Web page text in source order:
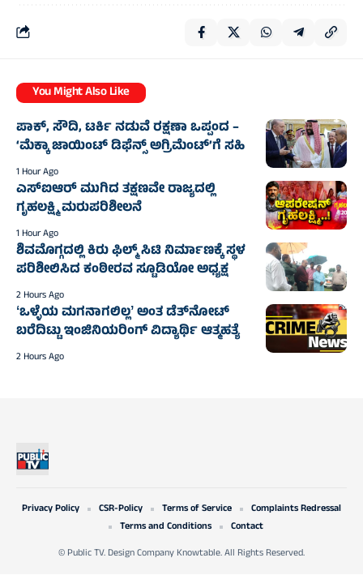
You Might Also Like
ಪಾಕ್, ಸೌದಿ, ಟರ್ಕಿ ನಡುವೆ ರಕ್ಷಣಾ ಒಪ್ಪಂದ –
‘ಮೆಕ್ಕಾ ಜಾಯಿಂಟ್ ಡಿಫೆನ್ಸ್ ಅಗ್ರಿಮೆಂಟ್’ಗೆ ಸಹಿ
1 Hour Ago
ಎಸ್‌ಐಆರ್ ಮುಗಿದ ತಕ್ಷಣವೇ ರಾಜ್ಯದಲ್ಲಿ
ಗೃಹಲಕ್ಷ್ಮಿ ಮರುಪರಿಶೀಲನೆ
1 Hour Ago
ಶಿವಮೊಗ್ಗದಲ್ಲಿ ಕಿರು ಫಿಲ್ಮ್ ಸಿಟಿ ನಿರ್ಮಾಣಕ್ಕೆ ಸ್ಥಳ
ಪರಿಶೀಲಿಸಿದ ಕಂಠೀರವ ಸ್ಟೂಡಿಯೋ ಅಧ್ಯಕ್ಷ
2 Hours Ago
ʻಒಳ್ಳೆಯ ಮಗನಾಗಲಿಲ್ಲʼ ಅಂತ ಡೆತ್‌ನೋಟ್
ಬರೆದಿಟ್ಟು ಇಂಜಿನಿಯರಿಂಗ್ ವಿದ್ಯಾರ್ಥಿ ಆತ್ಮಹತ್ಯೆ‌
2 Hours Ago
© Public TV. Design Company Knowtable. All Rights Reserved.
Privacy Policy CSR-Policy Terms of Service
Complaints Redressal
Terms and Conditions
Contact